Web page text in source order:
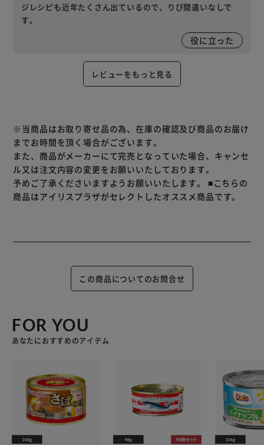
ジレシピも近年たくさん出ているので、りぴ間違いなしで
す。
役に立った
レビューをもっと見る
※当商品はお取り寄せ品の為、在庫の確認及び商品のお届け
までお時間を頂く場合がございます。
また、商品がメーカーにて完売となっていた場合、キャンセ
ル又は注文内容の変更をお願いいたしております。
予めご了承くださいますようお願いいたします。 ■こちらの
商品はアイリスプラザがセレクトしたオススメ商品です。
この商品についてのお問合せ
FOR YOU
あなたにおすすめのアイテム